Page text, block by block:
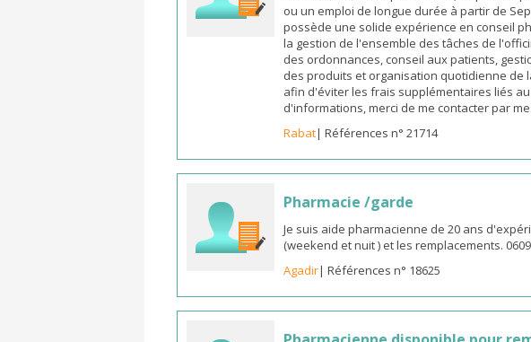
ou un emploi de longue durée à partir de
possède une solide expérience en conseil
la gestion de l'ensemble des tâches de
des ordonnances, conseil aux patients,
des produits et organisation quotidienne de
afin d'éviter les frais supplémentaires liés
d'informations, merci de me contacter par
Rabat| Références n° 21714
Pharmacie /garde
Je suis aide pharmacienne de 20 ans
(weekend et nuit ) et les remplacements.
Agadir| Références n° 18625